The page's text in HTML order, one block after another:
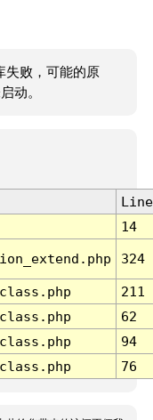
失败，可能的原
动。
Line
14
324
211
62
94
76